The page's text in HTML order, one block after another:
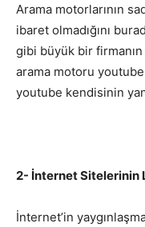
Arama motorlarının
ibaret olmadığını
gibi büyük bir
arama motoru
youtube kendisinin
2- İnternet Sitelerinin
İnternet’in